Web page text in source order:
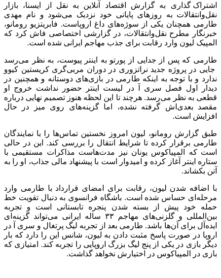
اشتراک گذاری
به گزارش اقتصاد آنلاین به نقل از ایسنا، بازار
نقل‌وانتقالات به روزهای پایانی خود ‏نزدیک می‌شود و نام مهدی
طارمی همچنان یکی از سوژه‌های داغ ‏اروپاست. فابریتزیو رومانو،
خبرنگار مطرح نقل‌وانتقالات، در گزارشی ‏اختصاصی فاش کرد که
المپیک لیون وارد رقابت برای جذب مهاجم ‏ایرانی شده است‎.‎
طارمی که پس از جدایی از پورتو به اینتر پیوست، به نظر می‌رسد
‏جایی در پروژه جدید نراتزوری در دوران مربی‌گری کریستین کیوو
ندارد ‏و با توجه به اینکه طارمی در بازی‌های دوستانه و همچنین در
دیدار ‏اول فصل سری آ در لیست اینتر حضور نداشت خروج او
قطعی به ‏نظر می‌رسد. هرچند تا این لحظه هنوز تصمیم نهایی درباره
مقصد ‏بعدی‌اش گرفته نشده، اما گزینه‌های روی میز در حال
افزایش است‎.‎
طبق گزارش رومانو، لیون امروز نخستین تماس‌ها را با نمایندگان
‏طارمی برقرار کرده تا شرایط انتقال را بررسی کند. این در حالی
است ‏که المپیاکوس یونان نیز مدت‌هاست مذاکرات مستقیمی با
ستاره ‏اینتر آغاز کرده و امیدوار است با پیشنهاد مالی جذاب، او را به
آتن ‏بکشاند‎.‎
با اضافه شدن لیون، رقابت برای امضای قرارداد با طارمی وارد
‏مرحله‌ای حساس شده است. باشگاه فرانسوی به دنبال تقویت خط
‏حمله خود پیش از بسته شدن پنجره تابستانی است و تجربه
‏بین‌المللی و گلزنی‌های مهاجم ۳۳ ساله ایرانی می‌تواند گزینه‌ای
‏ایده‌آل برای آن‌ها باشد‎.‌‏ طارمی بعد از تجربه لیگ پرتغال و سری آ در
‏اروپا در صورت پاسخ مثبت دادن به لیون، شانس این را دارد که بار
‏دیگر بازی در یکی از پنج لیگ بزرگ اروپایی را تجربه کند. امتیازی که
‏بازی در المپیاکوس در اختیارش نخواهد گذاشت. ‏